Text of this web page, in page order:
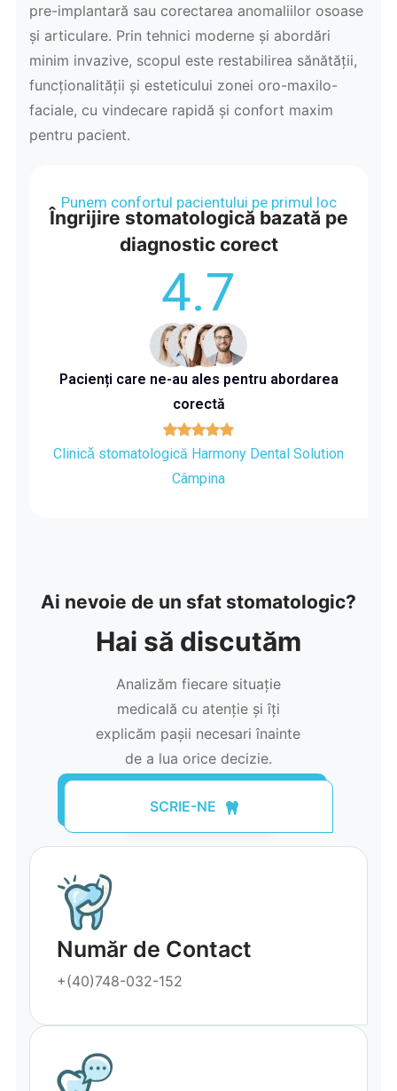
pre-implantară sau corectarea anomaliilor osoase
și articulare. Prin tehnici moderne și abordări
minim invazive, scopul este restabilirea sănătății,
funcționalității și esteticului zonei oro-maxilo-
faciale, cu vindecare rapidă și confort maxim
pentru pacient.
Punem confortul pacientului pe primul loc
Îngrijire stomatologică bazată pe
diagnostic corect
4.7
Pacienți care ne-au ales pentru abordarea
corectă
Clinicǎ stomatologică Harmony Dental Solution
Câmpina
Ai nevoie de un sfat stomatologic?
Hai să discutăm
Analizăm fiecare situație
medicală cu atenție și îți
explicăm pașii necesari înainte
de a lua orice decizie.
SCRIE-NE
Număr de Contact
+(40)748-032-152